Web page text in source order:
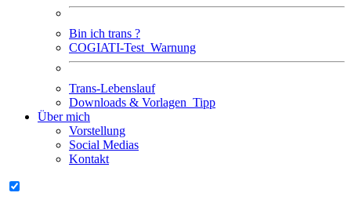
Bin ich trans ?
COGIATI-Test Warnung
Trans-Lebenslauf
Downloads & Vorlagen Tipp
Über mich
Vorstellung
Social Medias
Kontakt